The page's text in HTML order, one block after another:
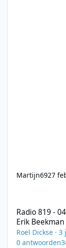
Martijn6927
Radio 819 -
Erik
Roel Dickse ·3
0 antwoorden